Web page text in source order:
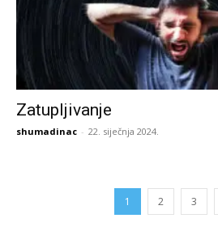
Zatupljivanje
shumadinac - 22. siječnja 2024.
1 2 3